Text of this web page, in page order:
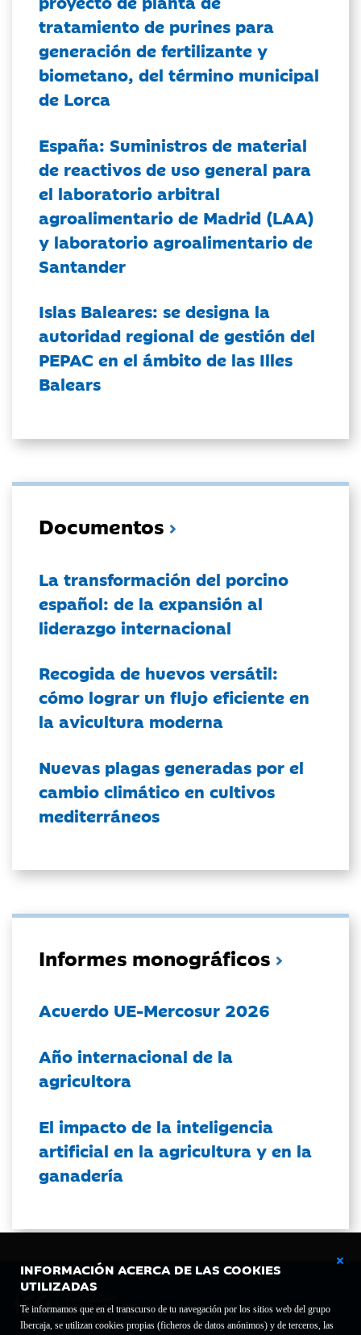
INFORMACIÓN ACERCA DE LAS COOKIES
UTILIZADAS
Te informamos que en el transcurso de tu navegación por los sitios web del grupo
Ibercaja, se utilizan cookies propias (ficheros de datos anónimos) y de terceros, las
tratamiento de purines para
generación de fertilizante y
biometano, del término municipal
de Lorca
España: Suministros de material
de reactivos de uso general para
el laboratorio arbitral
agroalimentario de Madrid (LAA)
y laboratorio agroalimentario de
Santander
Islas Baleares: se designa la
autoridad regional de gestión del
PEPAC en el ámbito de las Illes
Balears
Documentos
La transformación del porcino
español: de la expansión al
liderazgo internacional
Recogida de huevos versátil:
cómo lograr un flujo eficiente en
la avicultura moderna
Nuevas plagas generadas por el
cambio climático en cultivos
mediterráneos
Informes monográficos
Acuerdo UE-Mercosur 2026
Año internacional de la
agricultora
El impacto de la inteligencia
artificial en la agricultura y en la
ganadería